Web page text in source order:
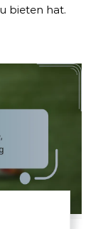
bieten hat.